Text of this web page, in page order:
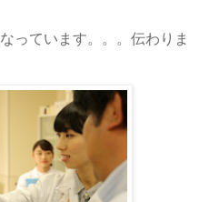
っています。。。伝わりま